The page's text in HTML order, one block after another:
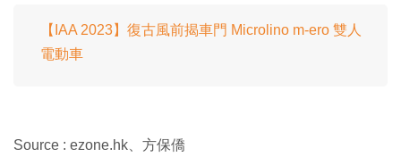
【IAA 2023】復古風前揭車門 Microlino m-ero 雙人
電動車
Source : ezone.hk、方保僑